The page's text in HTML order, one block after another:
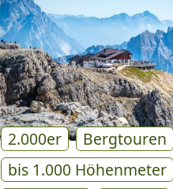
2.000er
Bergtouren
bis 1.000 Höhenmeter